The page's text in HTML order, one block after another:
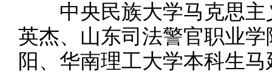
中央民族大学马克思主
英杰、山东司法警官职业
阳、华南理工大学本科生